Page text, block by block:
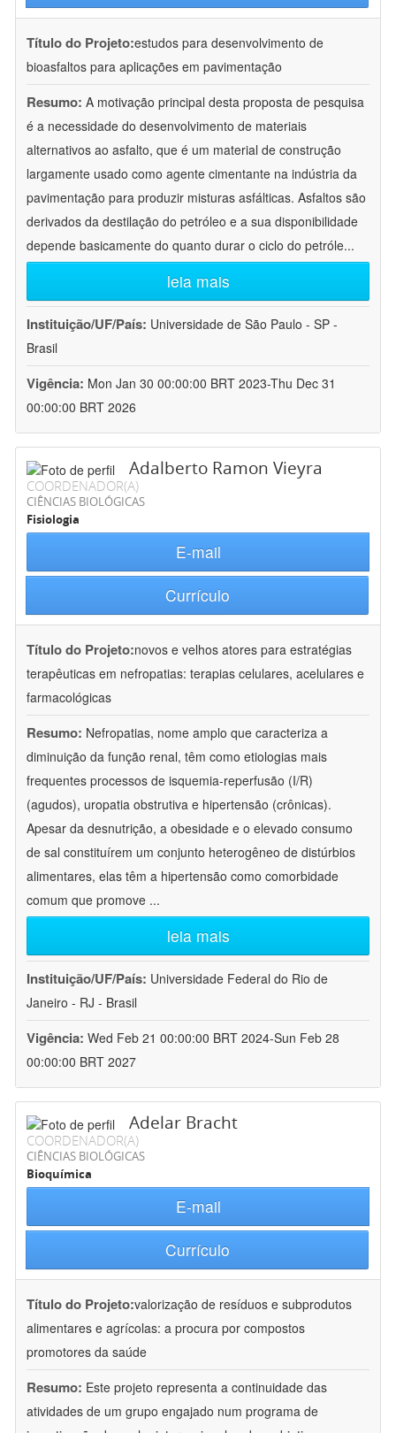
Título do Projeto:estudos para desenvolvimento de
bioasfaltos para aplicações em pavimentação
Resumo: A motivação principal desta proposta de pesquisa
é a necessidade do desenvolvimento de materiais
alternativos ao asfalto, que é um material de construção
largamente usado como agente cimentante na indústria da
pavimentação para produzir misturas asfálticas. Asfaltos são
derivados da destilação do petróleo e a sua disponibilidade
depende basicamente do quanto durar o ciclo do petróle...
leia mais
Instituição/UF/País: Universidade de São Paulo - SP -
Brasil
Vigência: Mon Jan 30 00:00:00 BRT 2023-Thu Dec 31
00:00:00 BRT 2026
Adalberto Ramon Vieyra
COORDENADOR(A)
CIÊNCIAS BIOLÓGICAS
Fisiologia
E-mail
Currículo
Título do Projeto:novos e velhos atores para estratégias
terapêuticas em nefropatias: terapias celulares, acelulares e
farmacológicas
Resumo: Nefropatias, nome amplo que caracteriza a
diminuição da função renal, têm como etiologias mais
frequentes processos de isquemia-reperfusão (I/R)
(agudos), uropatia obstrutiva e hipertensão (crônicas).
Apesar da desnutrição, a obesidade e o elevado consumo
de sal constituírem um conjunto heterogêneo de distúrbios
alimentares, elas têm a hipertensão como comorbidade
comum que promove ...
leia mais
Instituição/UF/País: Universidade Federal do Rio de
Janeiro - RJ - Brasil
Vigência: Wed Feb 21 00:00:00 BRT 2024-Sun Feb 28
00:00:00 BRT 2027
Adelar Bracht
COORDENADOR(A)
CIÊNCIAS BIOLÓGICAS
Bioquímica
E-mail
Currículo
Título do Projeto:valorização de resíduos e subprodutos
alimentares e agrícolas: a procura por compostos
promotores da saúde
Resumo: Este projeto representa a continuidade das
atividades de um grupo engajado num programa de